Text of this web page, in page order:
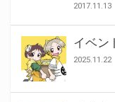
2017.11.13
イベン
2025.11.22